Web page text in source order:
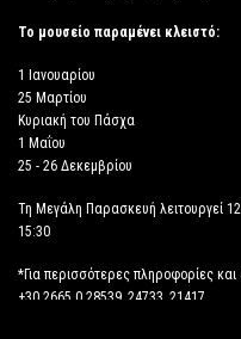
Το μουσείο παραμένει κλειστό:
1 Ιανουαρίου
25 Μαρτίου
Κυριακή του Πάσχα
1 Μαΐου
25 - 26 Δεκεμβρίου
Τη Μεγάλη Παρασκευή λειτουργεί
15:30
*Για περισσότερες πληροφορίες
+30 2665 0 28539, 24733, 21417